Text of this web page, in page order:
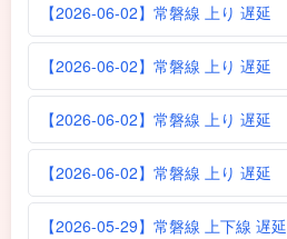
【2026-06-02】常磐線 上り 遅延
【2026-06-02】常磐線 上り 遅延
【2026-06-02】常磐線 上り 遅延
【2026-06-02】常磐線 上り 遅延
【2026-05-29】常磐線 上下線 遅延